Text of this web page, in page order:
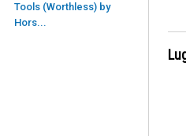
Tools (Worthless) by
Hors...